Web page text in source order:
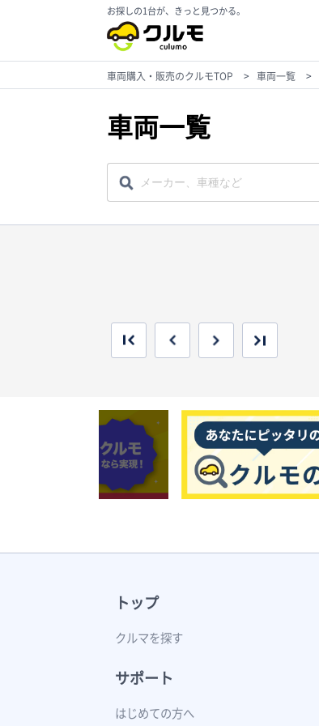
お探しの1台が、きっと見つかる。
車両購入・販売のクルモTOP > 車両一覧 >
車両一覧
トップ
クルマを探す
サポート
はじめての方へ